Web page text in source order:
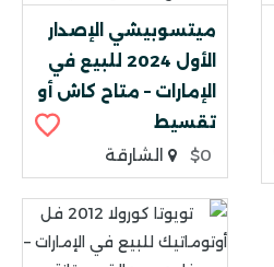
ميتسوبيشي الإصدار
الأول 2024 للبيع في
الإمارات – متاح كاش أو
تقسيط
$0
الشارقة